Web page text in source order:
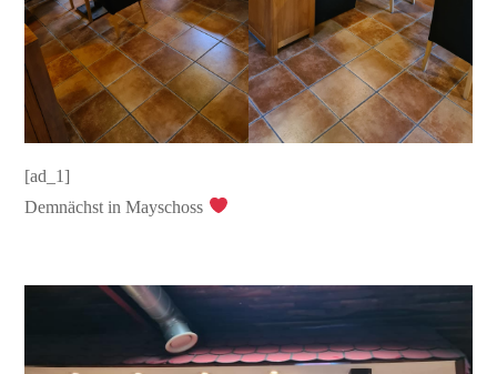
[ad_1]
Demnächst in Mayschoss